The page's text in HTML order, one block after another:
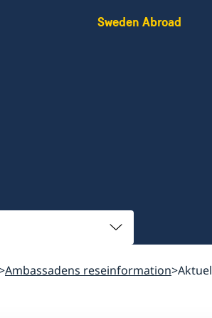
Sweden Abroad
Ambassadens reseinformation